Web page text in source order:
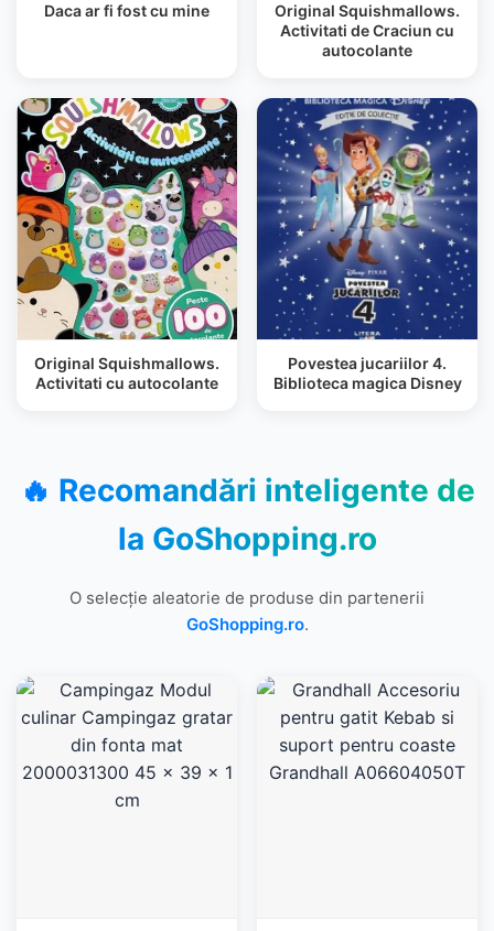
Daca ar fi fost cu mine
Original Squishmallows.
Activitati de Craciun cu
autocolante
Original Squishmallows.
Activitati cu autocolante
Povestea jucariilor 4.
Biblioteca magica Disney
🔥 Recomandări inteligente de
la GoShopping.ro
O selecție aleatorie de produse din partenerii
GoShopping.ro.